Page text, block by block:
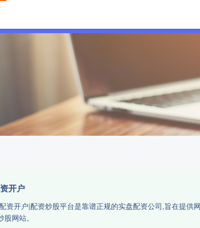
开户
资开户|配资炒股平台是靠谱正规的实盘配资公司,旨在提
网站。